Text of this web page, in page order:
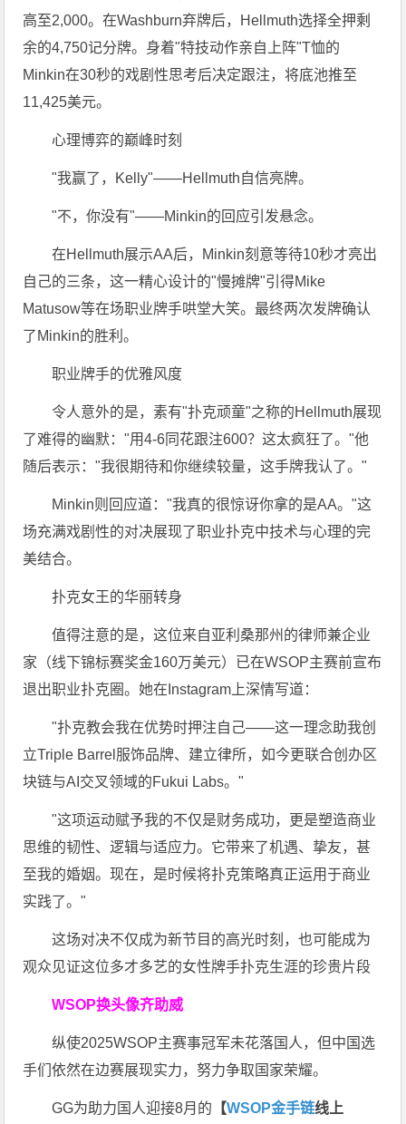
高至2,000。在Washburn弃牌后，Hellmuth选择全押剩
余的4,750记分牌。身着"特技动作亲自上阵"T恤的
Minkin在30秒的戏剧性思考后决定跟注，将底池推至
11,425美元。
心理博弈的巅峰时刻
"我赢了，Kelly"——Hellmuth自信亮牌。
"不，你没有"——Minkin的回应引发悬念。
在Hellmuth展示AA后，Minkin刻意等待10秒才亮出
自己的三条，这一精心设计的"慢摊牌"引得Mike
Matusow等在场职业牌手哄堂大笑。最终两次发牌确认
了Minkin的胜利。
职业牌手的优雅风度
令人意外的是，素有"扑克顽童"之称的Hellmuth展现
了难得的幽默："用4-6同花跟注600？这太疯狂了。"他
随后表示："我很期待和你继续较量，这手牌我认了。"
Minkin则回应道："我真的很惊讶你拿的是AA。"这
场充满戏剧性的对决展现了职业扑克中技术与心理的完
美结合。
扑克女王的华丽转身
值得注意的是，这位来自亚利桑那州的律师兼企业
家（线下锦标赛奖金160万美元）已在WSOP主赛前宣布
退出职业扑克圈。她在Instagram上深情写道：
"扑克教会我在优势时押注自己——这一理念助我创
立Triple Barrel服饰品牌、建立律所，如今更联合创办区
块链与AI交叉领域的Fukui Labs。"
"这项运动赋予我的不仅是财务成功，更是塑造商业
思维的韧性、逻辑与适应力。它带来了机遇、挚友，甚
至我的婚姻。现在，是时候将扑克策略真正运用于商业
实践了。"
这场对决不仅成为新节目的高光时刻，也可能成为
观众见证这位多才多艺的女性牌手扑克生涯的珍贵片段
WSOP换头像齐助威
纵使2025WSOP主赛事冠军未花落国人，但中国选
手们依然在边赛展现实力，努力争取国家荣耀。
GG为助力国人迎接8月的 【WSOP金手链线上